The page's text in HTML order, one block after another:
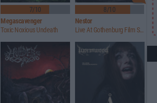
7/10
Megascavenger
Toxic Noxious Undeath
8/10
Nestor
Live At Gothenburg Film Studios